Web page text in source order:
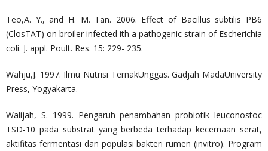
Teo,A. Y., and H. M. Tan. 2006. Effect of Bacillus subtilis PB6
(ClosTAT) on broiler infected ith a pathogenic strain of Escherichia
coli. J. appl. Poult. Res. 15: 229- 235.
Wahju,J. 1997. Ilmu Nutrisi TernakUnggas. Gadjah MadaUniversity
Press, Yogyakarta.
Walijah, S. 1999. Pengaruh penambahan probiotik leuconostoc
TSD-10 pada substrat yang berbeda terhadap kecernaan serat,
aktifitas fermentasi dan populasi bakteri rumen (invitro). Program